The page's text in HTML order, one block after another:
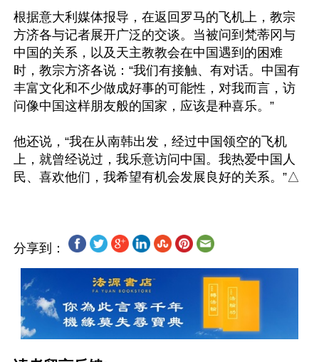
根据意大利媒体报导，在返回罗马的飞机上，教宗
方济各与记者展开广泛的交谈。当被问到梵蒂冈与
中国的关系，以及天主教教会在中国遇到的困难
时，教宗方济各说：“我们有接触、有对话。中国有
丰富文化和不少做成好事的可能性，对我而言，访
问像中国这样朋友般的国家，应该是种喜乐。”
他还说，“我在从南韩出发，经过中国领空的飞机
上，就曾经说过，我乐意访问中国。我热爱中国人
分享到：